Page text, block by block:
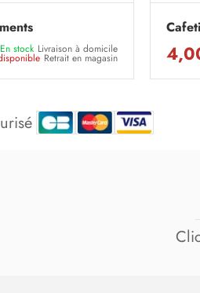
En stock Livraison à domicile
Retrait en magasin